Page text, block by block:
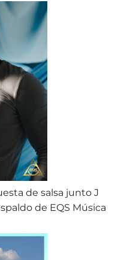
de salsa junto J
de EQS Música